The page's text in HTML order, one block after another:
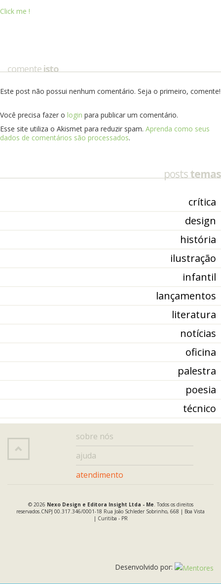
Click me !
comenteisto
Este post não possui nenhum comentário. Seja o primeiro, comente!
Você precisa fazer o login para publicar um comentário.
Esse site utiliza o Akismet para reduzir spam. Aprenda como seus
dados de comentários são processados.
poststemas
crítica
design
história
ilustração
infantil
lançamentos
literatura
notícias
oficina
palestra
poesia
técnico
sobre nós
ajuda
atendimento
© 2026 Nexo Design e Editora Insight Ltda - Me. Todos os direitos
reservados.CNPJ 00.317.346/0001-18 Rua João Schleder Sobrinho, 668 | Boa Vista
| Curitiba - PR
Desenvolvido por: